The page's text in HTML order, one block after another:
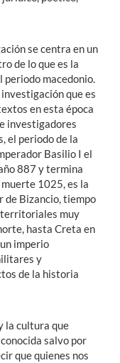
se centra en un
de lo que es la
periodo macedonio.
que es
en esta época
investigadores
el periodo de la
Basilio I el
887 y termina
1025, es la
de Bizancio, tiempo
territoriales muy
hasta Creta en
imperio
y
de la historia
la cultura que
salvo por
que quienes nos